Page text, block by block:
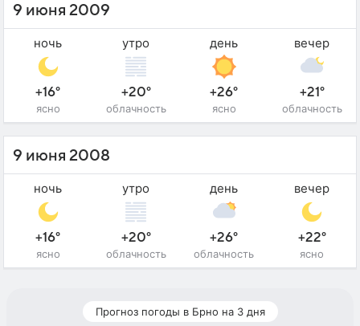
9 июня 2009
ночь
+16°
ясно
утро
+20°
облачность
день
+26°
ясно
вечер
+21°
облачность
9 июня 2008
ночь
+16°
ясно
утро
+20°
облачность
день
+26°
облачность
вечер
+22°
ясно
Прогноз погоды в Брно на 3 дня